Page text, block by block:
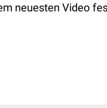
neuesten Video